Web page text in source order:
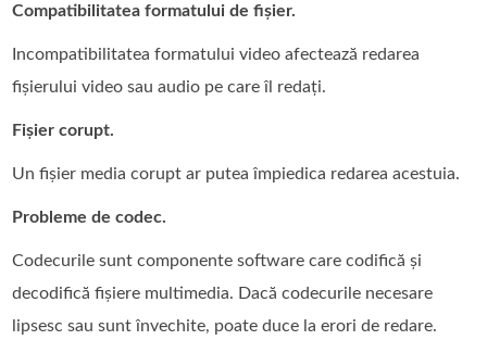
Compatibilitatea formatului de fișier.
Incompatibilitatea formatului video afectează redarea
fișierului video sau audio pe care îl redați.
Fișier corupt.
Un fișier media corupt ar putea împiedica redarea acestuia.
Probleme de codec.
Codecurile sunt componente software care codifică și
decodifică fișiere multimedia. Dacă codecurile necesare
lipsesc sau sunt învechite, poate duce la erori de redare.